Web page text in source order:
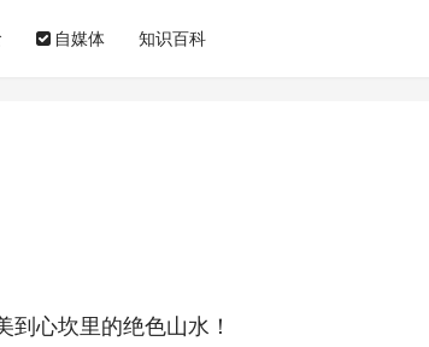
自媒体 知识百科
心坎里的绝色山水！